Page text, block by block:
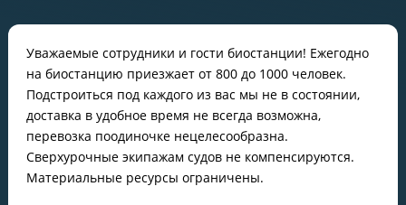
Уважаемые сотрудники и гости биостанции! Ежегодно
на биостанцию приезжает от 800 до 1000 человек.
Подстроиться под каждого из вас мы не в состоянии,
доставка в удобное время не всегда возможна,
перевозка поодиночке нецелесообразна.
Сверхурочные экипажам судов не компенсируются.
Материальные ресурсы ограничены.